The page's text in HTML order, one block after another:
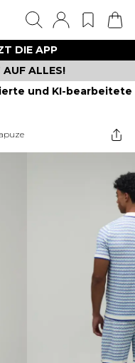
DIE APP
ALLES!
und KI-bearbeitete